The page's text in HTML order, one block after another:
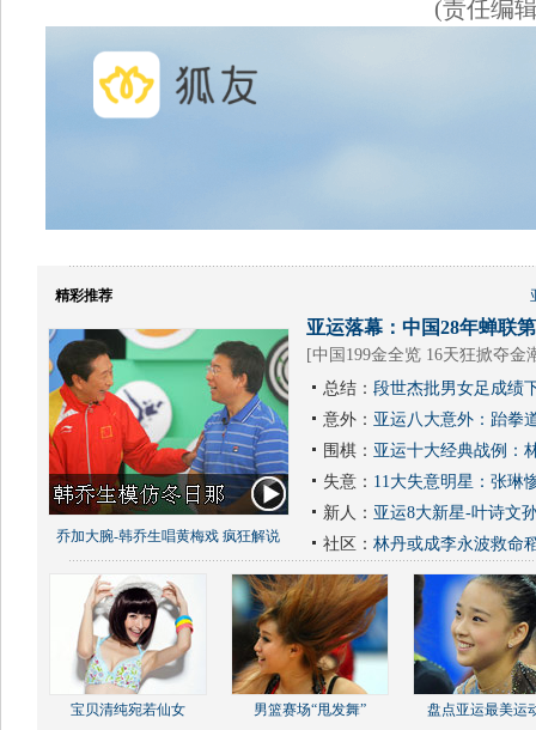
(责任编
精彩推荐
乔加大腕-韩乔生唱黄梅戏 疯狂解说
亚运落幕：中国28年蝉联
[中国199金全览 16天狂掀夺金
总结： 段世杰批男女足成绩
意外： 亚运八大意外：跆拳
围棋： 亚运十大经典战例：
失意： 11大失意明星：张琳
新人： 亚运8大新星-叶诗文
社区： 林丹或成李永波救命
宝贝清纯宛若仙女 男篮赛场“甩发舞” 盘点亚运最美运